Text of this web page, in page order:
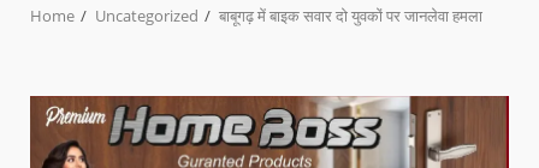
Home Uncategorized बाबूगढ़ में बाइक सवार दो युवकों पर जानलेवा हमला